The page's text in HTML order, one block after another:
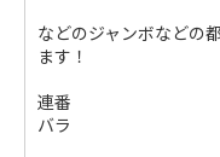
などのジャンボなどの
ます！
連番
バラ